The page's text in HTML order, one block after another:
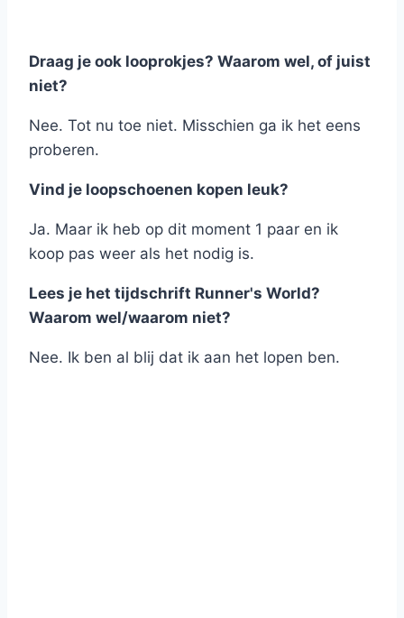
Draag je ook looprokjes? Waarom wel, of juist
niet?
Nee. Tot nu toe niet. Misschien ga ik het eens
proberen.
Vind je loopschoenen kopen leuk?
Ja. Maar ik heb op dit moment 1 paar en ik
koop pas weer als het nodig is.
Lees je het tijdschrift Runner's World?
Waarom wel/waarom niet?
Nee. Ik ben al blij dat ik aan het lopen ben.